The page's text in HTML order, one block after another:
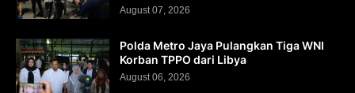
August 07, 2026
Polda Metro Jaya Pulangkan Tiga WNI
Korban TPPO dari Libya
August 06, 2026